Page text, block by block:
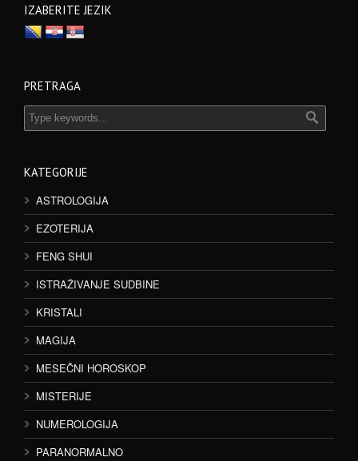
IZABERITE JEZIK
PRETRAGA
KATEGORIJE
ASTROLOGIJA
EZOTERIJA
FENG SHUI
ISTRAŽIVANJE SUDBINE
KRISTALI
MAGIJA
MESEČNI HOROSKOP
MISTERIJE
NUMEROLOGIJA
PARANORMALNO